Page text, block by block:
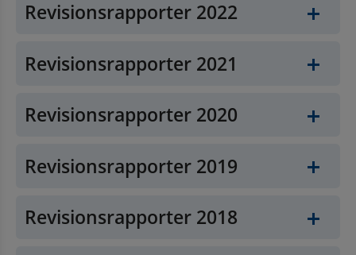
Revisionsrapporter 2022
Revisionsrapporter 2021
Revisionsrapporter 2020
Revisionsrapporter 2019
Revisionsrapporter 2018